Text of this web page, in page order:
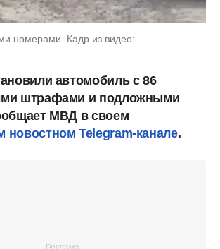
номерами. Кадр из видео:
автомобиль с 86
штрафами и подложными
МВД в своем
Telegram-канале.